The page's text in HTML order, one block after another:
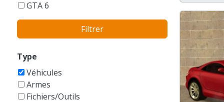
GTA 6
GTA Liberty City Stories
GTA London 1969
GTA San Andreas
GTA Vice City
Filtrer
Type
Véhicules
Armes
Fichiers/Outils